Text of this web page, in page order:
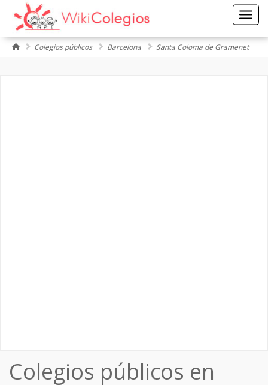
Colegios públicos Barcelona Santa Coloma de Gramenet
Colegios públicos en